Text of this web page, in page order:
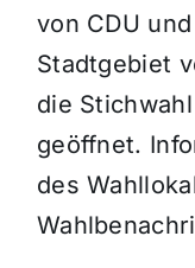
von CDU
Stadtgebiet
die
geöffnet.
des